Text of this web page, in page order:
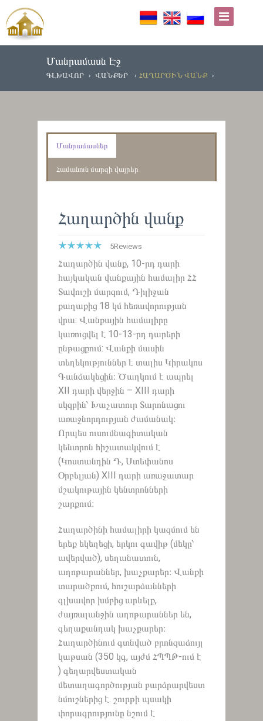
Մանրամասն Էջ
ԳԼԽԱՎՈՐ ՎԱՆՔԵՐ ՀԱՂԱՐԾԻՆ ՎԱՆՔ
Մանրամասներ
Համանուն մարզի վայրեր
Հաղարծին վանք
5Reviews
Հաղարծին վանք, 10-րդ դարի
հայկական վանքային համալիր ՀՀ
Տավուշի մարզում, Դիլիջան
քաղաքից 18 կմ հեռավորության
վրա: Վանքային համալիրը
կառուցվել է 10-13-րդ դարերի
ընթացքում: Վանքի մասին
տեղեկություններ է տալիս Կիրակոս
Գանձակեցին։ Ծաղկում է ապրել
XII դարի վերջին – XIII դարի
սկզբին՝ Խաչատուր Տարոնացու
առաջնորդության ժամանակ։
Որպես ուսումնագիտական
կենտրոն հիշատակվում է
(Կոստանդին Դ, Ստեփանոս
Օրբելյան) XIII դարի առաջատար
մշակութային կենտրոնների
շարքում։
Հաղարծինի համալիրի կազմում են
երեք եկեղեցի, երկու գավիթ (մեկը՝
ավերված), սեղանատուն,
աղոթարաններ, խաչքարեր։ Վանքի
տարածքում, հուշարձանների
գլխավոր խմբից արևելք,
ժայռալանջին աղոթարաններ են,
գեղաքանդակ խաչքարեր։
Հաղարծինում գտնված բրոնզաձույլ
կաթսան (350 կգ, այժմ ՀՊՊԹ-ում է
) գեղարվեստական
մետաղագործության բարձրարվեստ
նմուշներից է․ շուրթի պսակի
փորագրությունը նշում է